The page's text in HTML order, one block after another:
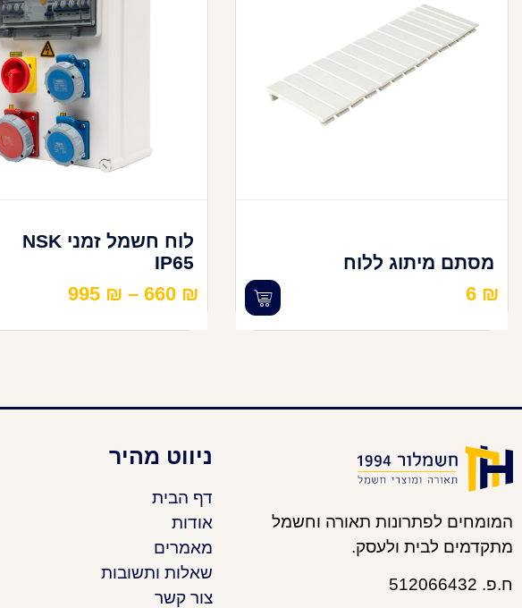
מסתם מיתוג ללוח
6 ₪
לוח חשמל זמני NSK
IP65
660 ₪
–
995 ₪
המומחים לפתרונות תאורה וחשמל
מתקדמים לבית ולעסק.
ח.פ. 512066432
ניווט מהיר
דף הבית
אודות
מאמרים
שאלות ותשובות
צור קשר